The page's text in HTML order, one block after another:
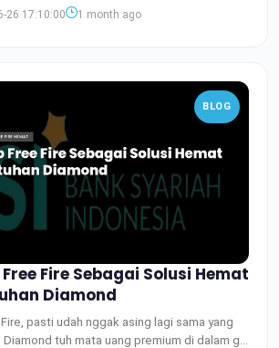
26 17:10:00 1 month ago
BLOG
Fire Sebagai Solusi Hemat
Diamond
pasti udah nggak asing lagi sama yang
Diamond tuh mata uang premium di dalam g